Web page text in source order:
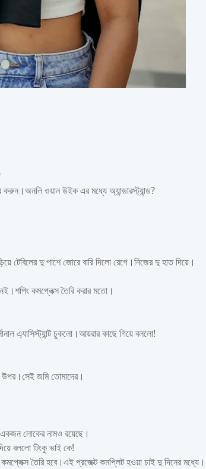
ওয়ান উইক এর মধ্যে অ্যান্ডারস্ট্যান্ড?
টেবিলের দু পাশে জোরে বারি দিলো রেগে।নিজের দু হাত দিয়ে।
কমপ্লেক্স তৈরি করার মতো।
এ্যাসিস্ট্যান্ট ঢুকলো।আয়রার কাছে গিয়ে বললো!
জমি তোমাদের।
একজন লোকের নামও রয়েছে।
বললো টিংকু ভাই কে!
তৈরি হবে।এই প্রজেক্ট কমপ্লিট হওয়া চাই দু দিনের মধ্যে।